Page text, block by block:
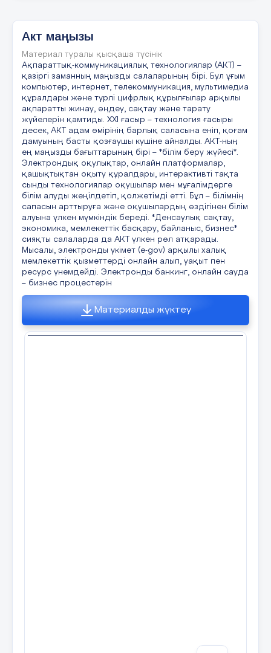
CHATGPT бағдарламасы арқылы өлең
командамыз – үш ұстаз бір арна, Туризм
тәжірибе, арман мен мақсат, Жетелейді бізді
бірлік пен жанға. Біріміз үйретеміз білімнің
нәрін, Біріміз көрсетеміз тәжірибенің сәнін.
Біріміз шабыт беріп, бағыт сілтейміз,
Толықтырып тұрамыз бір-бірімізді әр күн.
20 слайд
21 слайд
22 слайд
23 слайд
Акт маңызы
Материал туралы қысқаша түсінік
Ақпараттық-коммуникациялық технологиялар (АКТ) –
қазіргі заманның маңызды салаларының бірі. Бұл ұғым
компьютер, интернет, телекоммуникация, мультимедиа
құралдары және түрлі цифрлық құрылғылар арқылы
ақпаратты жинау, өңдеу, сақтау және тарату
жүйелерін қамтиды. ХХІ ғасыр – технология ғасыры
десек, АКТ адам өмірінің барлық саласына еніп, қоғам
дамуының басты қозғаушы күшіне айналды. АКТ-ның
ең маңызды бағыттарының бірі – *білім беру жүйесі*.
Электрондық оқулықтар, онлайн платформалар,
қашықтықтан оқыту құралдары, интерактивті тақта
сынды технологиялар оқушылар мен мұғалімдерге
білім алуды жеңілдетіп, қолжетімді етті. Бұл – білімнің
сапасын арттыруға және оқушылардың өздігінен білім
алуына үлкен мүмкіндік береді. *Денсаулық сақтау,
экономика, мемлекеттік басқару, байланыс, бизнес*
сияқты салаларда да АКТ үлкен рөл атқарады.
Мысалы, электронды үкімет (e-gov) арқылы халық
мемлекеттік қызметтерді онлайн алып, уақыт пен
ресурс үнемдейді. Электронды банкинг, онлайн сауда
– бизнес процестерін
Материалды жүктеу